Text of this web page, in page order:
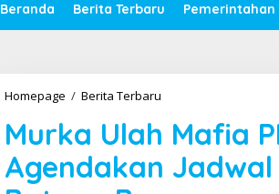
Beranda Berita Terbaru Pemerintahan
Homepage / Berita Terbaru
Mafia
PETI,
Bupati
Bungo
Murka Ulah Mafia
Agendakan